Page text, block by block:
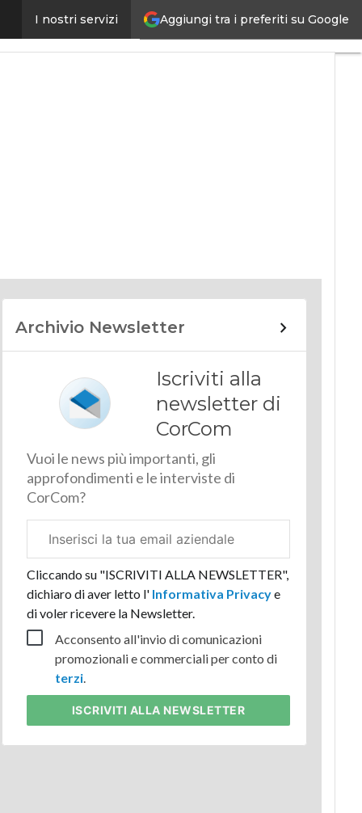
Aggiungi tra i preferiti su Google
I nostri servizi
Archivio Newsletter
Iscriviti alla
newsletter di
CorCom
Vuoi le news più importanti, gli
approfondimenti e le interviste di
CorCom?
aziendale
Cliccando su "ISCRIVITI ALLA NEWSLETTER",
dichiaro di aver letto l'Informativa Privacye
di voler ricevere la Newsletter.
Acconsento all'invio di comunicazioni
promozionali e commerciali per conto di
terzi.
ISCRIVITI ALLA NEWSLETTER